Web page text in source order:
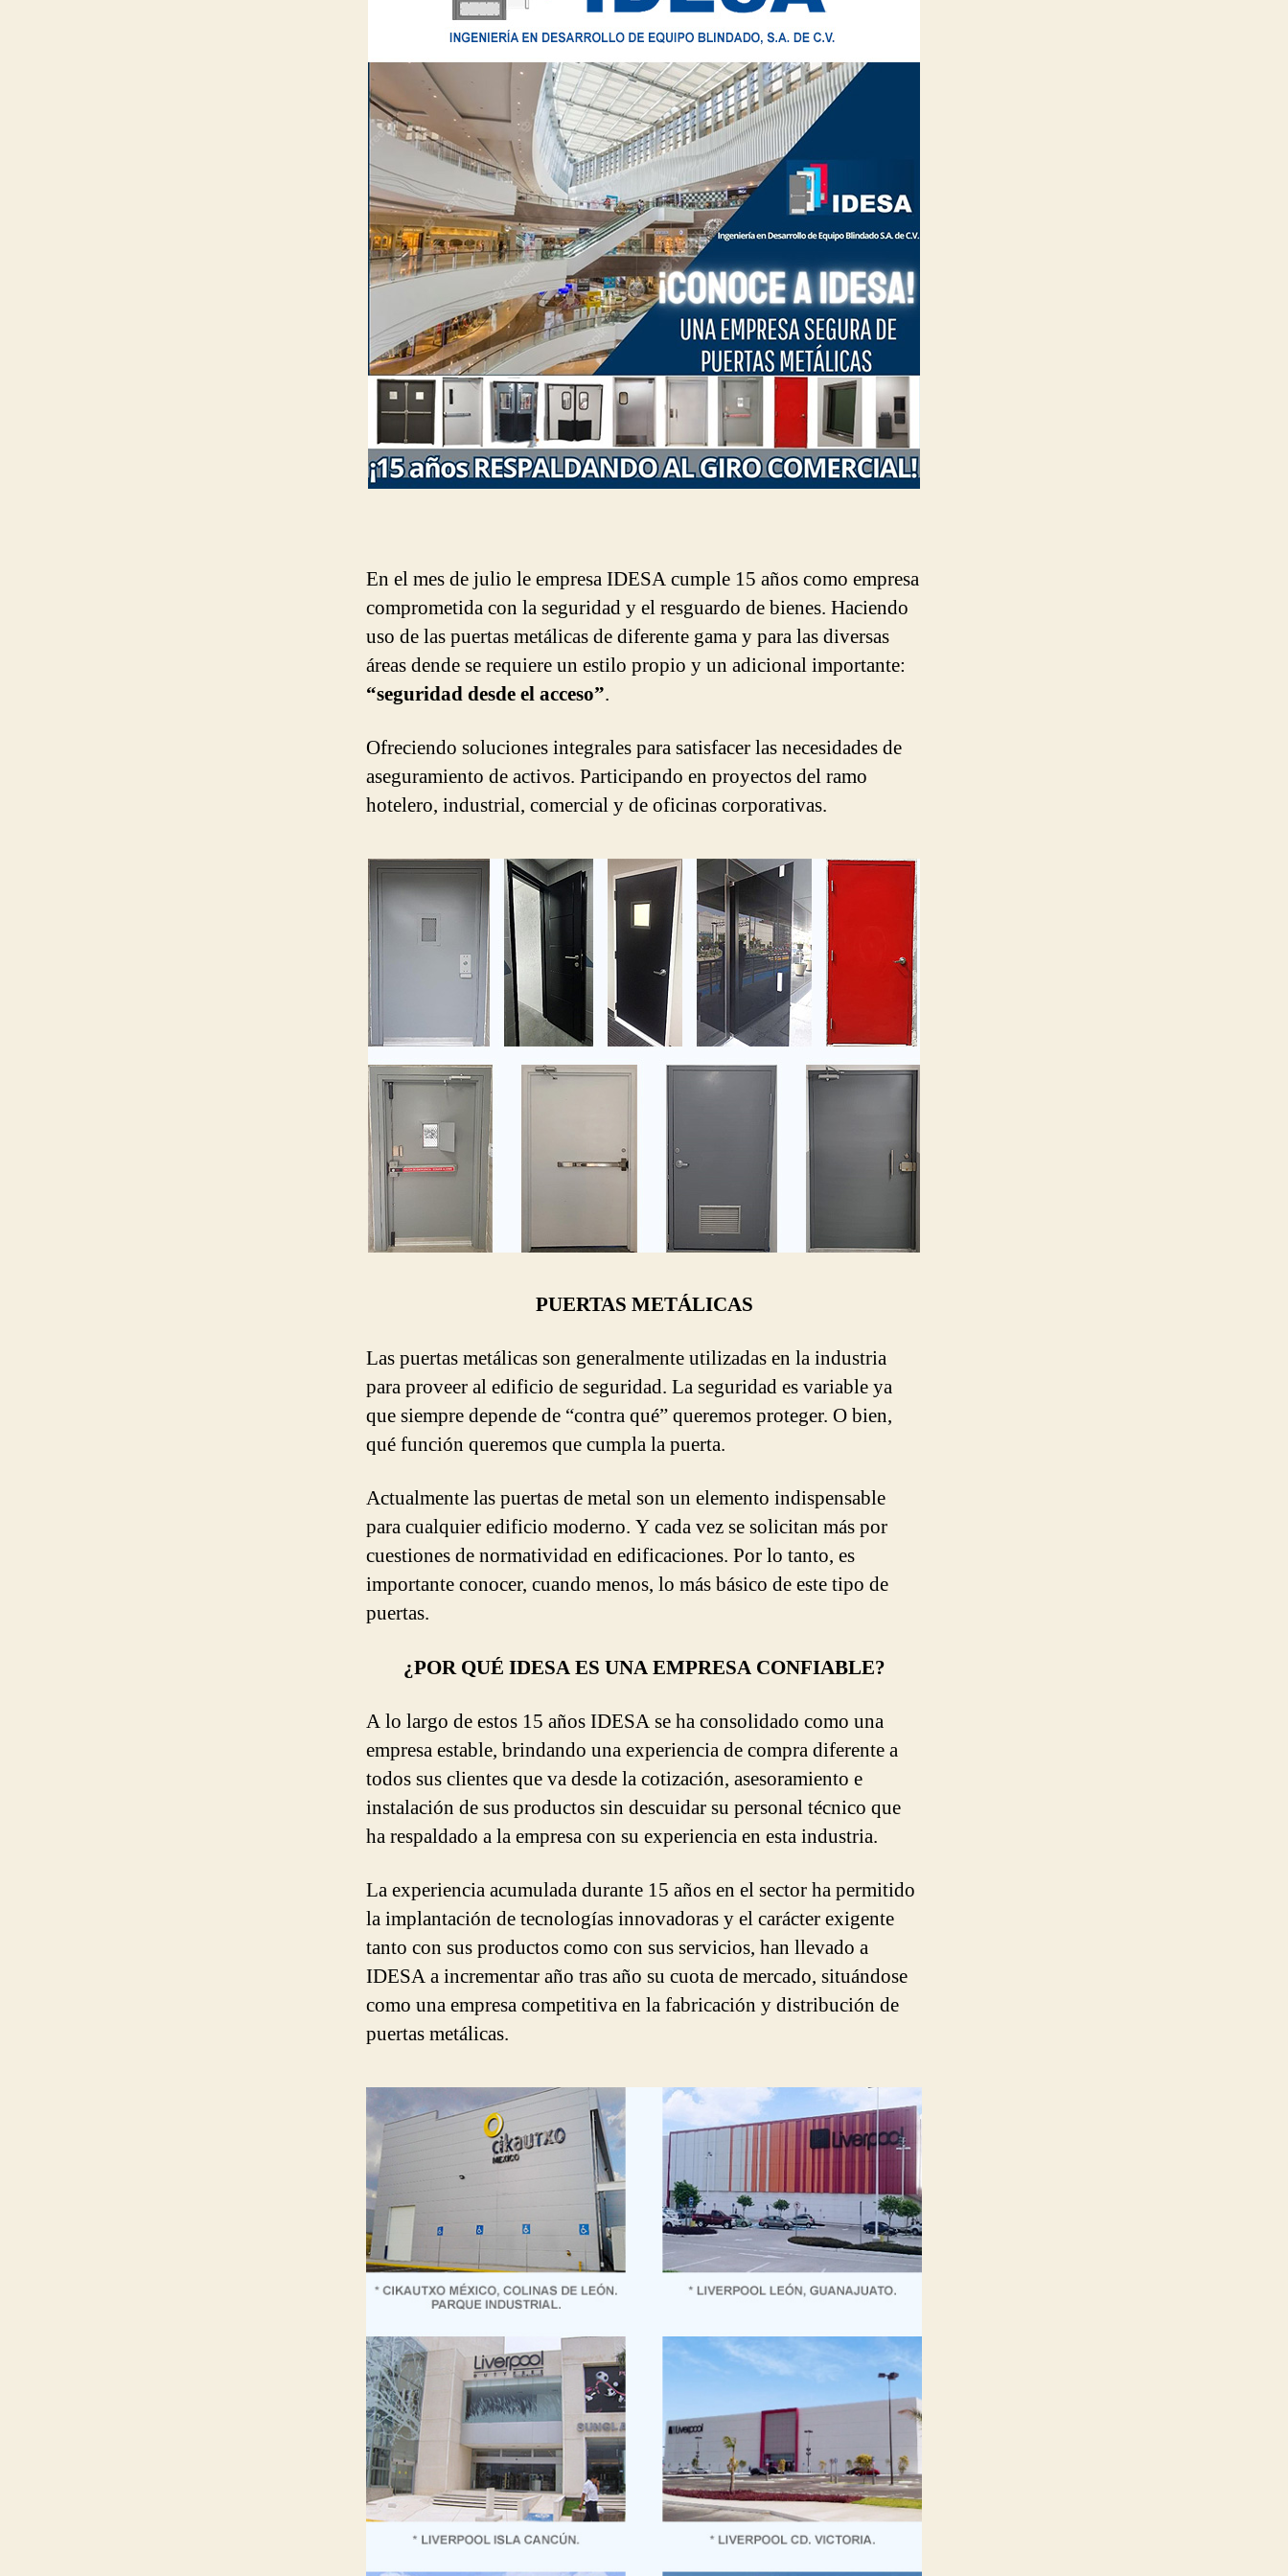
En el mes de julio le empresa IDESA cumple 15 años como empresa
comprometida con la seguridad y el resguardo de bienes. Haciendo
uso de las puertas metálicas de diferente gama y para las diversas
áreas dende se requiere un estilo propio y un adicional importante:
“seguridad desde el acceso”.
Ofreciendo soluciones integrales para satisfacer las necesidades de
aseguramiento de activos. Participando en proyectos del ramo
hotelero, industrial, comercial y de oficinas corporativas.
PUERTAS METÁLICAS
Las puertas metálicas son generalmente utilizadas en la industria
para proveer al edificio de seguridad. La seguridad es variable ya
que siempre depende de “contra qué” queremos proteger. O bien,
qué función queremos que cumpla la puerta.
Actualmente las puertas de metal son un elemento indispensable
para cualquier edificio moderno. Y cada vez se solicitan más por
cuestiones de normatividad en edificaciones. Por lo tanto, es
importante conocer, cuando menos, lo más básico de este tipo de
puertas.
¿POR QUÉ IDESA ES UNA EMPRESA CONFIABLE?
A lo largo de estos 15 años IDESA se ha consolidado como una
empresa estable, brindando una experiencia de compra diferente a
todos sus clientes que va desde la cotización, asesoramiento e
instalación de sus productos sin descuidar su personal técnico que
ha respaldado a la empresa con su experiencia en esta industria.
La experiencia acumulada durante 15 años en el sector ha permitido
la implantación de tecnologías innovadoras y el carácter exigente
tanto con sus productos como con sus servicios, han llevado a
IDESA a incrementar año tras año su cuota de mercado, situándose
como una empresa competitiva en la fabricación y distribución de
puertas metálicas.